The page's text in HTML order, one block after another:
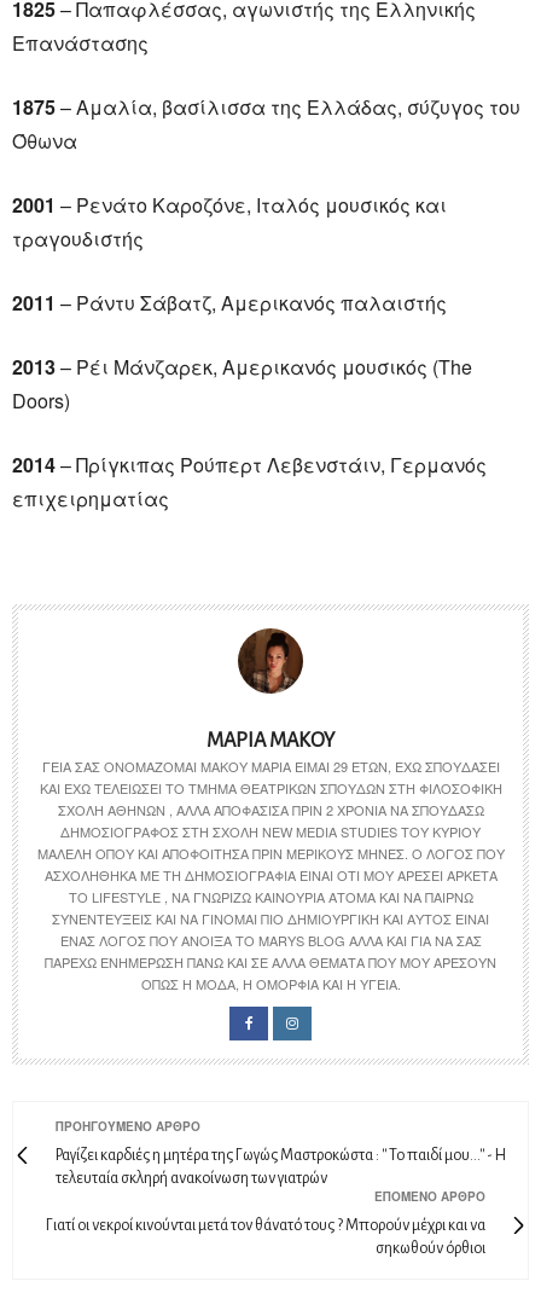
1825– Παπαφλέσσας, αγωνιστής της Ελληνικής
Επανάστασης
1875– Αμαλία, βασίλισσα της Ελλάδας, σύζυγος του
Όθωνα
2001 – Ρενάτο Καροζόνε, Ιταλός μουσικός και
τραγουδιστής
2011 – Ράντυ Σάβατζ, Αμερικανός παλαιστής
2013– Ρέι Μάνζαρεκ, Αμερικανός μουσικός (The
Doors)
2014– Πρίγκιπας Ρούπερτ Λεβενστάιν, Γερμανός
επιχειρηματίας
ΜΑΡΊΑ ΜΆΚΟΥ
ΓΕΙΑ ΣΑΣ ΟΝΟΜΆΖΟΜΑΙ ΜΆΚΟΥ ΜΑΡΊΑ ΕΊΜΑΙ 29 ΕΤΏΝ, ΈΧΩ ΣΠΟΥΔΆΣΕΙ
ΚΑΙ ΈΧΩ ΤΕΛΕΙΏΣΕΙ ΤΟ ΤΜΉΜΑ ΘΕΑΤΡΙΚΏΝ ΣΠΟΥΔΏΝ ΣΤΗ ΦΙΛΟΣΟΦΙΚΉ
ΣΧΟΛΉ ΑΘΗΝΏΝ , ΑΛΛΆ ΑΠΟΦΆΣΙΣΑ ΠΡΙΝ 2 ΧΡΌΝΙΑ ΝΑ ΣΠΟΥΔΆΣΩ
ΔΗΜΟΣΙΟΓΡΆΦΟΣ ΣΤΗ ΣΧΟΛΉ NEW MEDIA STUDIES ΤΟΥ ΚΎΡΙΟΥ
ΜΑΛΈΛΗ ΌΠΟΥ ΚΑΙ ΑΠΟΦΟΊΤΗΣΑ ΠΡΙΝ ΜΕΡΙΚΟΎΣ ΜΉΝΕΣ. Ο ΛΌΓΟΣ ΠΟΥ
ΑΣΧΟΛΉΘΗΚΑ ΜΕ ΤΗ ΔΗΜΟΣΙΟΓΡΑΦΊΑ ΕΊΝΑΙ ΌΤΙ ΜΟΥ ΑΡΈΣΕΙ ΑΡΚΕΤΆ
ΤΟ LIFESTYLE , ΝΑ ΓΝΩΡΊΖΩ ΚΑΙΝΟΎΡΙΑ ΆΤΟΜΑ ΚΑΙ ΝΑ ΠΑΊΡΝΩ
ΣΥΝΕΝΤΕΎΞΕΙΣ ΚΑΙ ΝΑ ΓΊΝΟΜΑΙ ΠΙΟ ΔΗΜΙΟΥΡΓΙΚΉ ΚΑΙ ΑΥΤΌΣ ΕΊΝΑΙ
ΈΝΑΣ ΛΌΓΟΣ ΠΟΥ ΆΝΟΙΞΑ ΤΟ MARYS BLOG ΑΛΛΆ ΚΑΙ ΓΙΑ ΝΑ ΣΑΣ
ΠΑΡΈΧΩ ΕΝΗΜΈΡΩΣΗ ΠΆΝΩ ΚΑΙ ΣΕ ΆΛΛΑ ΘΈΜΑΤΑ ΠΟΥ ΜΟΥ ΑΡΈΣΟΥΝ
ΌΠΩΣ Η ΜΌΔΑ, Η ΟΜΟΡΦΙΆ ΚΑΙ Η ΥΓΕΊΑ.
ΠΡΟΗΓΟΎΜΕΝΟ ΆΡΘΡΟ
Ραγίζει καρδιές η μητέρα της Γωγώς Μαστροκώστα : '' Το παιδί μου...'' - Η
τελευταία σκληρή ανακοίνωση των γιατρών
ΕΠΌΜΕΝΟ ΆΡΘΡΟ
Γιατί οι νεκροί κινούνται μετά τον θάνατό τους ? Μπορούν μέχρι και να
σηκωθούν όρθιοι